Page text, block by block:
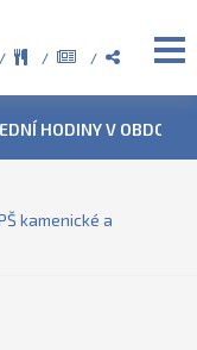
PRÁZDNIN
kamenické a